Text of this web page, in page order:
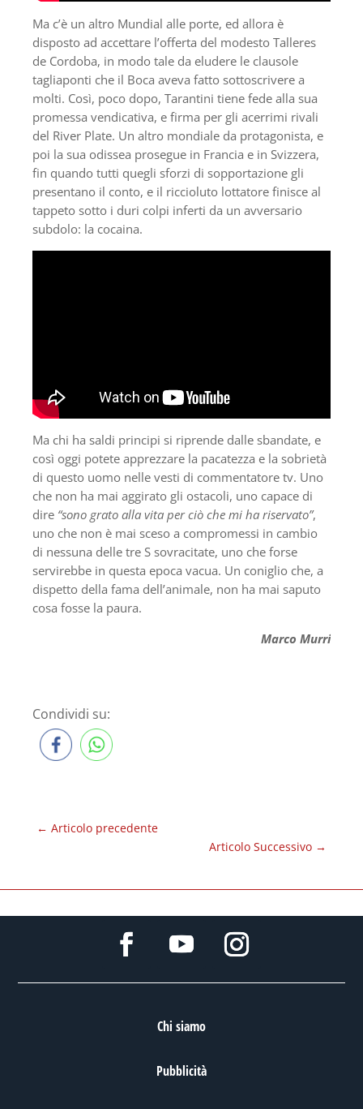
Ma c’è un altro Mundial alle porte, ed allora è
disposto ad accettare l’offerta del modesto Talleres
de Cordoba, in modo tale da eludere le clausole
tagliaponti che il Boca aveva fatto sottoscrivere a
molti. Così, poco dopo, Tarantini tiene fede alla sua
promessa vendicativa, e firma per gli acerrimi rivali
del River Plate. Un altro mondiale da protagonista, e
poi la sua odissea prosegue in Francia e in Svizzera,
fin quando tutti quegli sforzi di sopportazione gli
presentano il conto, e il riccioluto lottatore finisce al
tappeto sotto i duri colpi inferti da un avversario
subdolo: la cocaina.
Ma chi ha saldi principi si riprende dalle sbandate, e
così oggi potete apprezzare la pacatezza e la sobrietà
di questo uomo nelle vesti di commentatore tv. Uno
che non ha mai aggirato gli ostacoli, uno capace di
dire “sono grato alla vita per ciò che mi ha riservato”,
uno che non è mai sceso a compromessi in cambio
di nessuna delle tre S sovracitate, uno che forse
servirebbe in questa epoca vacua. Un coniglio che, a
dispetto della fama dell’animale, non ha mai saputo
cosa fosse la paura.
Marco Murri
Condividi su:
← Articolo precedente
Articolo Successivo →
Chi siamo
Pubblicità